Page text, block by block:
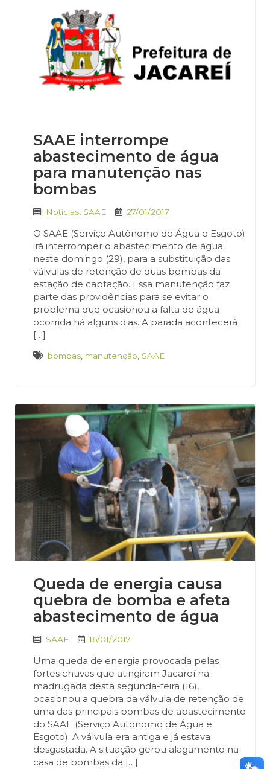
SAAE interrompe
abastecimento de água
para manutenção nas
bombas
Notícias SAAE 27/01/2017
O SAAE (Serviço Autônomo de Água e Esgoto)
irá interromper o abastecimento de água
neste domingo (29), para a substituição das
válvulas de retenção de duas bombas da
estação de captação. Essa manutenção faz
parte das providências para se evitar o
problema que ocasionou a falta de água
ocorrida há alguns dias. A parada acontecerá
[…]
bombas manutenção SAAE
Queda de energia causa
quebra de bomba e afeta
abastecimento de água
SAAE 16/01/2017
Uma queda de energia provocada pelas
fortes chuvas que atingiram Jacareí na
madrugada desta segunda-feira (16),
ocasionou a quebra da válvula de retenção de
uma das principais bombas de abastecimento
do SAAE (Serviço Autônomo de Água e
Esgoto). A válvula era antiga e já estava
desgastada. A situação gerou alagamento na
casa de bombas da […]